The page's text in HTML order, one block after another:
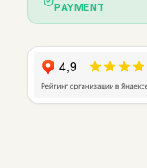
PAYMENT